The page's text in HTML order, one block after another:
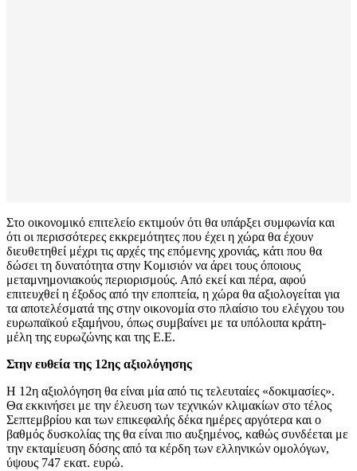
Στο οικονομικό επιτελείο εκτιμούν ότι θα υπάρξει συμφωνία και
ότι οι περισσότερες εκκρεμότητες που έχει η χώρα θα έχουν
διευθετηθεί μέχρι τις αρχές της επόμενης χρονιάς, κάτι που θα
δώσει τη δυνατότητα στην Κομισιόν να άρει τους όποιους
μεταμνημονιακούς περιορισμούς. Από εκεί και πέρα, αφού
επιτευχθεί η έξοδος από την εποπτεία, η χώρα θα αξιολογείται για
τα αποτελέσματά της στην οικονομία στο πλαίσιο του ελέγχου του
ευρωπαϊκού εξαμήνου, όπως συμβαίνει με τα υπόλοιπα κράτη-
μέλη της ευρωζώνης και της Ε.Ε.
Στην ευθεία της 12ης αξιολόγησης
Η 12η αξιολόγηση θα είναι μία από τις τελευταίες «δοκιμασίες».
Θα εκκινήσει με την έλευση των τεχνικών κλιμακίων στο τέλος
Σεπτεμβρίου και των επικεφαλής δέκα ημέρες αργότερα και ο
βαθμός δυσκολίας της θα είναι πιο αυξημένος, καθώς συνδέεται με
την εκταμίευση δόσης από τα κέρδη των ελληνικών ομολόγων,
ύψους 747 εκατ. ευρώ.